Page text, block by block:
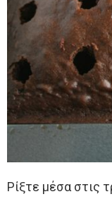
Ρίξτε μέσα στις